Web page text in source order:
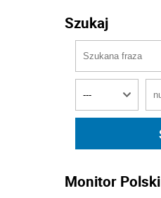
Szukaj
Monitor Polski